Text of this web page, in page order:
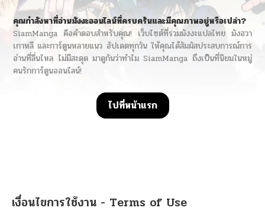
คุณกำลังหาที่อ่านมังงะออนไลน์ที่ครบครันและมีคุณภาพอยู่หรือเปล่า?
SiamManga คือคำตอบสำหรับคุณ! เว็บไซต์ที่รวมมังงะแปลไทย มังฮวา
เกาหลี และการ์ตูนหลายแนว อัปเดตทุกวัน ให้คุณได้สัมผัสประสบการณ์การ
อ่านที่ลื่นไหล ไม่มีสะดุด มาดูกันว่าทำไม SiamManga ถึงเป็นที่นิยมในหมู่
คนรักการ์ตูนออนไลน์!
ไปที่หน้าแรก
เงื่อนไขการใช้งาน - Terms of Use